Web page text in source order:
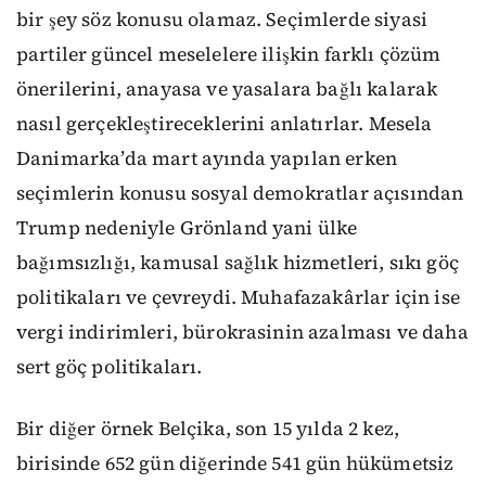
bir şey söz konusu olamaz. Seçimlerde siyasi
partiler güncel meselelere ilişkin farklı çözüm
önerilerini, anayasa ve yasalara bağlı kalarak
nasıl gerçekleştireceklerini anlatırlar. Mesela
Danimarka’da mart ayında yapılan erken
seçimlerin konusu sosyal demokratlar açısından
Trump nedeniyle Grönland yani ülke
bağımsızlığı, kamusal sağlık hizmetleri, sıkı göç
politikaları ve çevreydi. Muhafazakârlar için ise
vergi indirimleri, bürokrasinin azalması ve daha
sert göç politikaları.
Bir diğer örnek Belçika, son 15 yılda 2 kez,
birisinde 652 gün diğerinde 541 gün hükümetsiz